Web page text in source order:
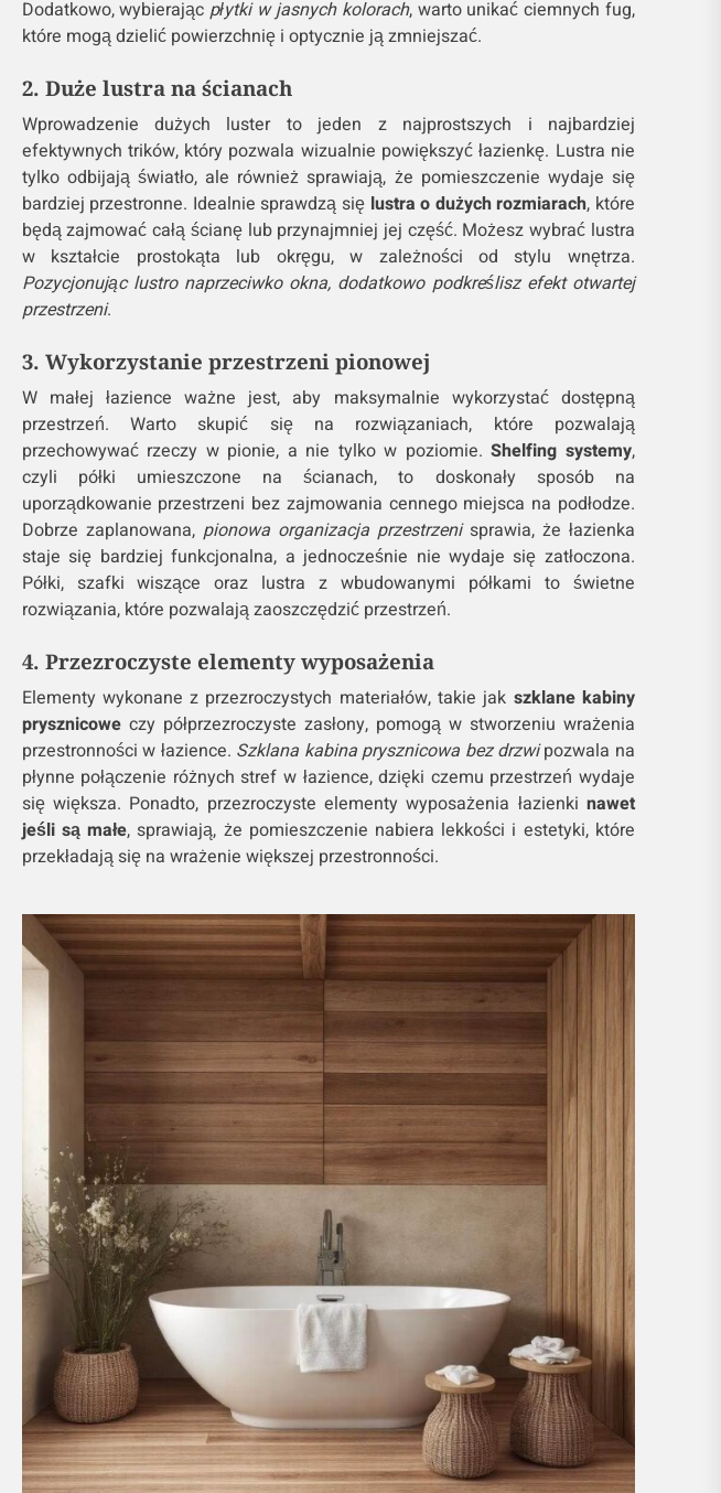
Dodatkowo, wybierającpłytki w jasnych kolorach, warto unikać ciemnych fug,
które mogą dzielić powierzchnię i optycznie ją zmniejszać.
2. Duże lustra na ścianach
Wprowadzenie dużych luster to jeden z najprostszych i najbardziej
efektywnych trików, który pozwala wizualnie powiększyć łazienkę. Lustra nie
tylko odbijają światło, ale również sprawiają, że pomieszczenie wydaje się
bardziej przestronne. Idealnie sprawdzą się lustra o dużych rozmiarach, które
będą zajmować całą ścianę lub przynajmniej jej część. Możesz wybrać lustra
w kształcie prostokąta lub okręgu, w zależności od stylu wnętrza.
Pozycjonując lustro naprzeciwko okna, dodatkowo podkreślisz efekt otwartej
przestrzeni.
3. Wykorzystanie przestrzeni pionowej
W małej łazience ważne jest, aby maksymalnie wykorzystać dostępną
przestrzeń. Warto skupić się na rozwiązaniach, które pozwalają
przechowywać rzeczy w pionie, a nie tylko w poziomie.Shelfing systemy,
czyli półki umieszczone na ścianach, to doskonały sposób na
uporządkowanie przestrzeni bez zajmowania cennego miejsca na podłodze.
Dobrze zaplanowana, pionowa organizacja przestrzenisprawia, że łazienka
staje się bardziej funkcjonalna, a jednocześnie nie wydaje się zatłoczona.
Półki, szafki wiszące oraz lustra z wbudowanymi półkami to świetne
rozwiązania, które pozwalają zaoszczędzić przestrzeń.
4. Przezroczyste elementy wyposażenia
Elementy wykonane z przezroczystych materiałów, takie jak szklane kabiny
prysznicoweczy półprzezroczyste zasłony, pomogą w stworzeniu wrażenia
przestronności w łazience. Szklana kabina prysznicowa bez drzwipozwala na
płynne połączenie różnych stref w łazience, dzięki czemu przestrzeń wydaje
się większa. Ponadto, przezroczyste elementy wyposażenia łazienki nawet
jeśli są małe, sprawiają, że pomieszczenie nabiera lekkości i estetyki, które
przekładają się na wrażenie większej przestronności.